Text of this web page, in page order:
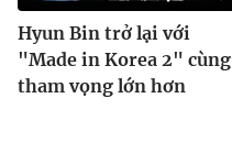
Hyun Bin trở lại với
"Made in Korea 2" cùng
tham vọng lớn hơn